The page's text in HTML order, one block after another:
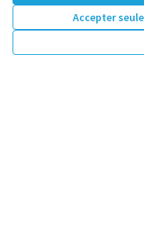
Accepter
République
15 000 €